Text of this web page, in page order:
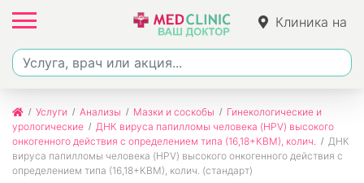
Клиника на
Ленина
Услуги Анализы Мазки и соскобы
Гинекологические и
урологические
ДНК вируса папилломы человека (HPV) высокого
онкогенного действия с определением типа (16,18+КВМ), колич.
ДНК
вируса папилломы человека (HPV) высокого онкогенного действия с
определением типа (16,18+КВМ), колич. (стандарт)